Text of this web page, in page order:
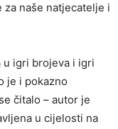
za naše natjecatelje i
u igri brojeva i igri
je i pokazno
čitalo – autor je
u cijelosti na